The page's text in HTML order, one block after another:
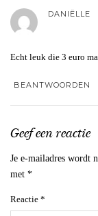
DANIËLLE
Echt leuk die 3 euro
BEANTWOORDEN
Geef een reactie
Je e-mailadres wordt
met *
Reactie *